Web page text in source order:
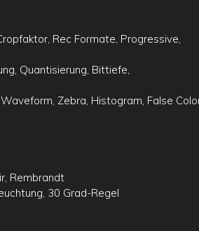
Rec Formate, Progressive,
Quantisierung, Bittiefe,
Zebra, Histogram, False
Rembrandt
30 Grad-Regel